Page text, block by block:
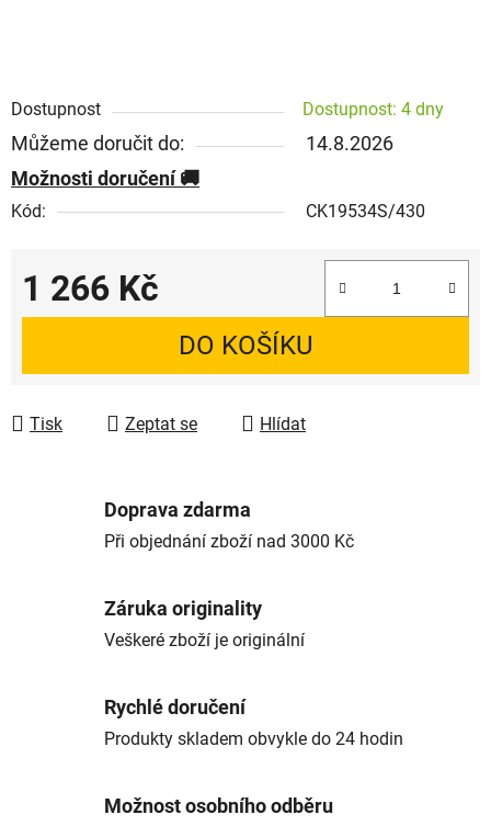
Dostupnost Dostupnost: 4 dny
Můžeme doručit do:
14.8.2026
Možnosti doručení
Kód: CK19534S/430
1 266 Kč
Měrná cena:
DO KOŠÍKU
Tisk Zeptat se Hlídat
Doprava zdarma
Při objednání zboží nad 3000 Kč
Záruka originality
Veškeré zboží je originální
Rychlé doručení
Produkty skladem obvykle do 24 hodin
Možnost osobního odběru